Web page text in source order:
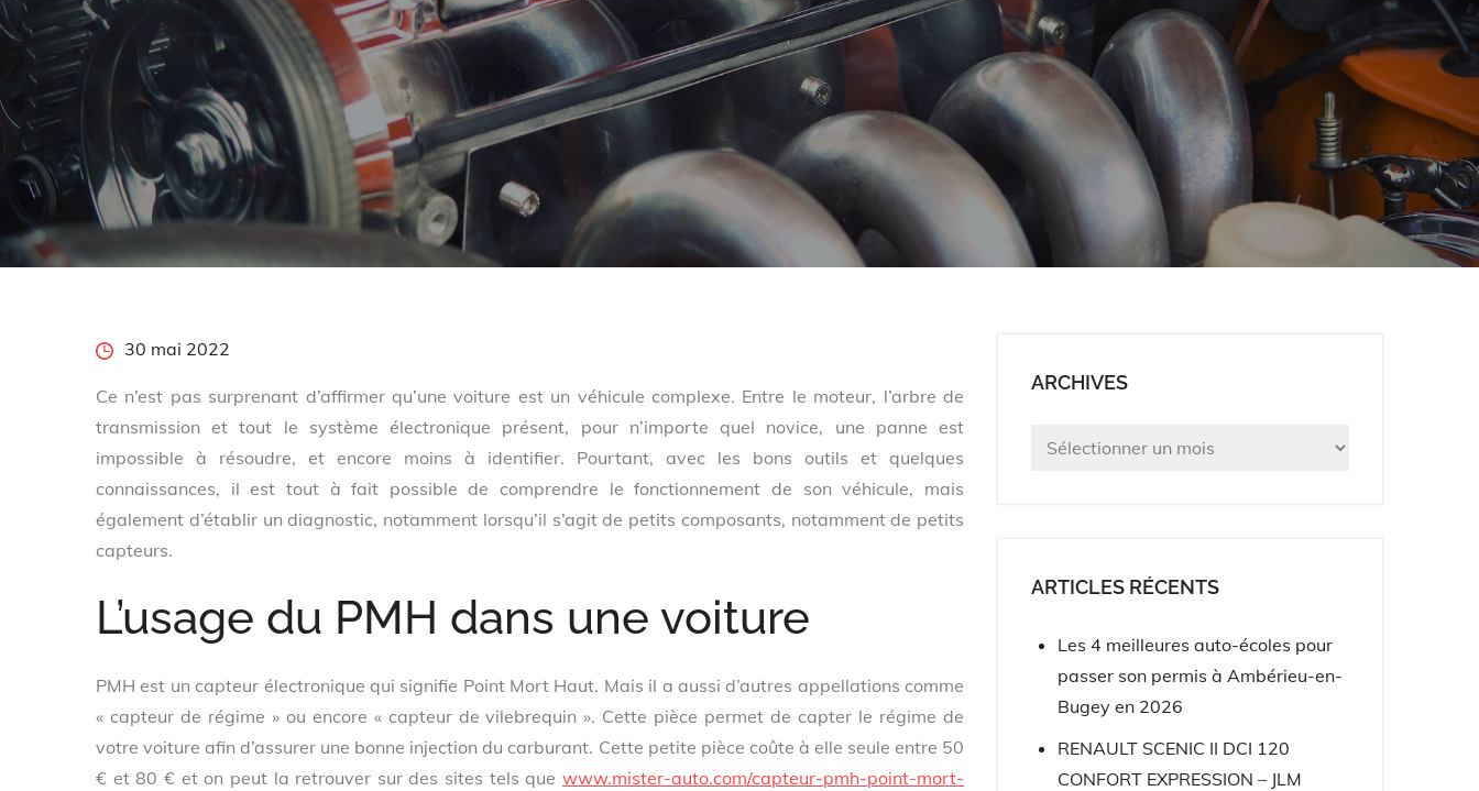
Posted30 mai 2022
Ce n’est pas surprenant d’affirmer qu’une voiture est un véhicule complexe. Entre le moteur, l’arbre de
transmission et tout le système électronique présent, pour n’importe quel novice, une panne est
impossible à résoudre, et encore moins à identifier. Pourtant, avec les bons outils et quelques
connaissances, il est tout à fait possible de comprendre le fonctionnement de son véhicule, mais
également d’établir un diagnostic, notamment lorsqu’il s’agit de petits composants, notamment de petits
capteurs.
L’usage du PMH dans une voiture
PMH est un capteur électronique qui signifie Point Mort Haut. Mais il a aussi d’autres appellations comme
« capteur de régime » ou encore « capteur de vilebrequin ». Cette pièce permet de capter le régime de
votre voiture afin d’assurer une bonne injection du carburant. Cette petite pièce coûte à elle seule entre 50
€ et 80 € et on peut la retrouver sur des sites tels que www.mister-auto.com/capteur-pmh-point-mort-
ARCHIVES
Archives
ARTICLES RÉCENTS
Les 4 meilleures auto-écoles pour
passer son permis à Ambérieu-en-
Bugey en 2026
RENAULT SCENIC II DCI 120
CONFORT EXPRESSION – JLM